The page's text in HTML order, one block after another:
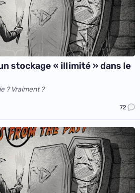
stockage « illimité » dans le
? Vraiment ?
72